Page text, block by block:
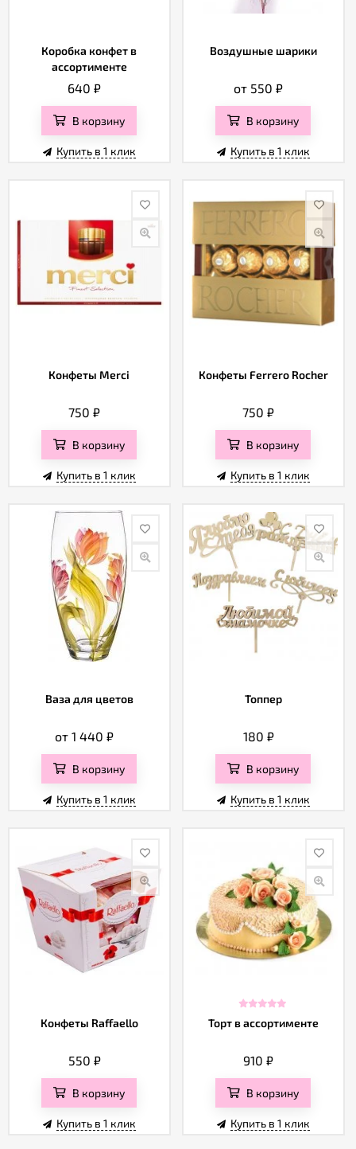
Коробка конфет в
ассортименте
640₽
В корзину
Купить в 1 клик
Воздушные шарики
от 550₽
В корзину
Купить в 1 клик
Конфеты Merci
750₽
В корзину
Купить в 1 клик
Конфеты Ferrero Rocher
750₽
В корзину
Купить в 1 клик
Ваза для цветов
от 1 440₽
В корзину
Купить в 1 клик
Топпер
180 ₽
В корзину
Купить в 1 клик
Конфеты Raffaello
550 ₽
В корзину
Купить в 1 клик
Торт в ассортименте
910₽
В корзину
Купить в 1 клик